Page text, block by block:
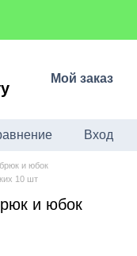
Мой заказ
Вход
и юбок
10 шт
и юбок